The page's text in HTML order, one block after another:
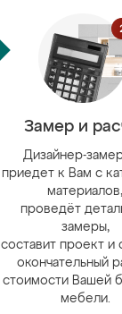
Замер и
Дизайнер-
приедет к Вам с
материалов,
проведёт
замеры,
составит проект и
окончательный
стоимости Вашей
мебели.